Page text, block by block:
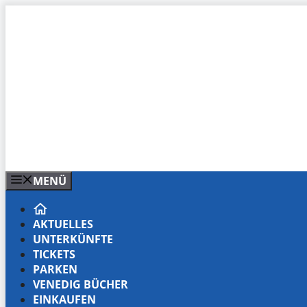
MENÜ
AKTUELLES
UNTERKÜNFTE
TICKETS
PARKEN
VENEDIG BÜCHER
EINKAUFEN